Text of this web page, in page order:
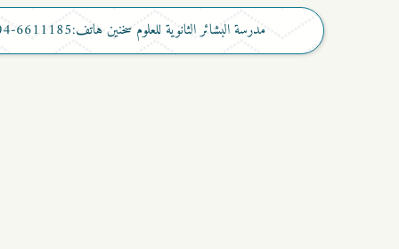
مدرسة البشائر الثانوية للعلوم سخنين هاتف:6611185-04 فاكس:046744450